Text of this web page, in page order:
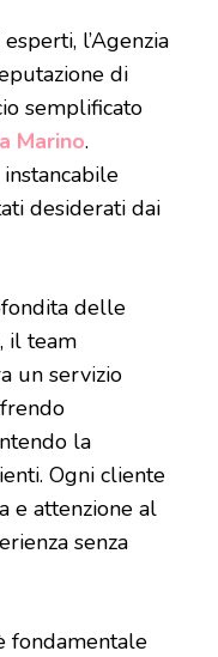
l’Agenzia
di
semplificato
Marino.
instancabile
desiderati dai
delle
il team
un servizio
la
Ogni cliente
e attenzione al
senza
fondamentale